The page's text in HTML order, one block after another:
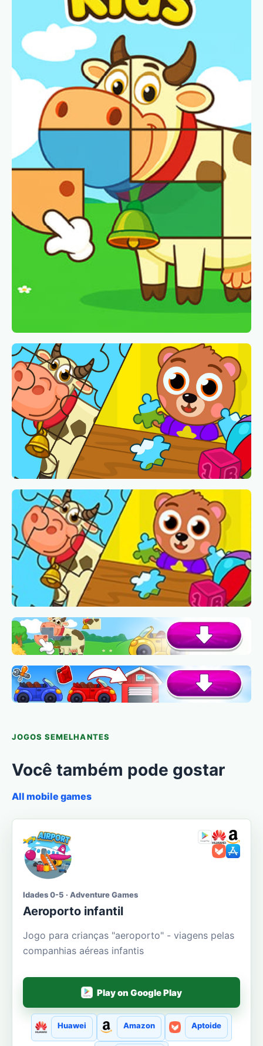
JOGOS SEMELHANTES
Você também pode gostar
All mobile games
Idades 0-5 · Adventure Games
Aeroporto infantil
Jogo para crianças "aeroporto" - viagens pelas
companhias aéreas infantis
Play on Google Play
Huawei Amazon Aptoide